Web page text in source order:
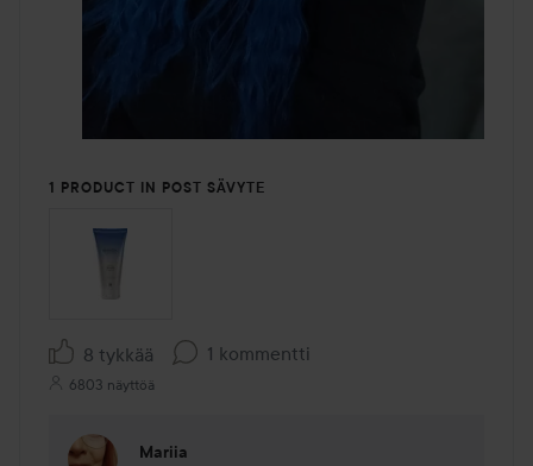
1 PRODUCT IN POST SÄVYTE
8 tykkää 1 kommentti
6803 näyttöä
Mariia